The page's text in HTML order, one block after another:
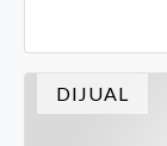
DIJUAL